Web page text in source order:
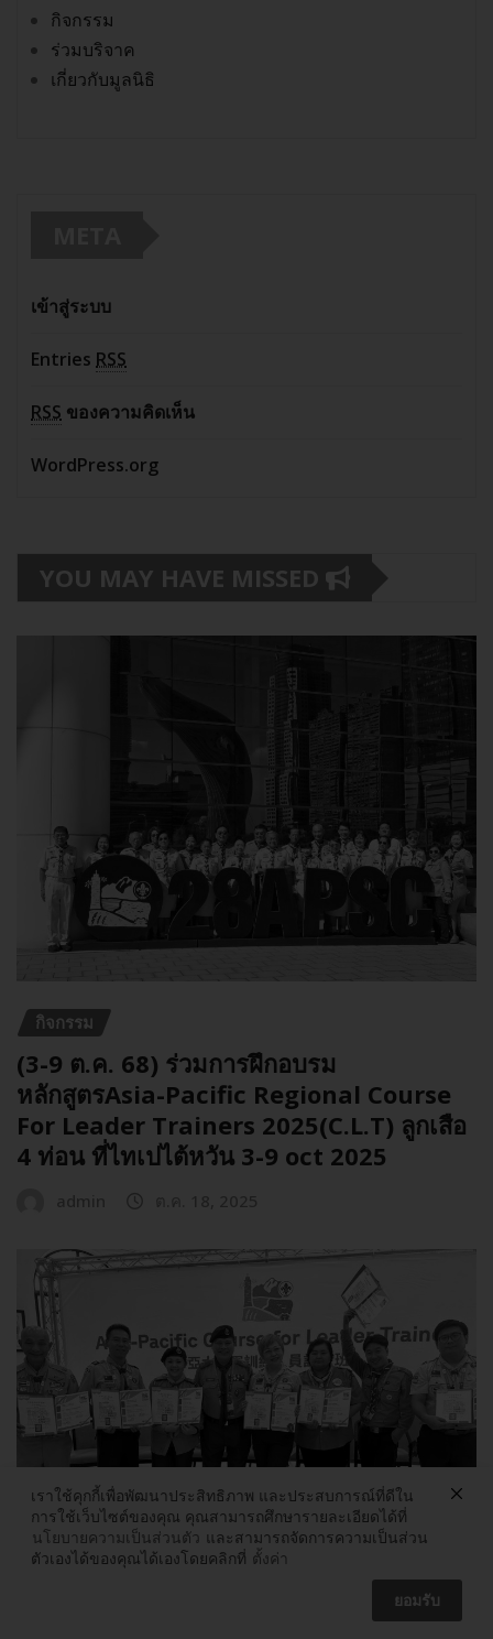
กิจกรรม
ร่วมบริจาค
เกี่ยวกับมูลนิธิ
เข้าสู่ระบบ
Entries RSS
RSS ของความคิดเห็น
WordPress.org
YOU MAY HAVE MISSED
กิจกรรม
(3-9 ต.ค. 68) ร่วมการฝึกอบรม
หลักสูตรAsia-Pacific Regional Course
For Leader Trainers 2025(C.L.T) ลูกเสือ
4 ท่อน ที่ไทเปไต้หวัน 3-9 oct 2025
เราใช้คุกกี้เพื่อพัฒนาประสิทธิภาพ และประสบการณ์ที่ดีใน
การใช้เว็บไซต์ของคุณ คุณสามารถศึกษารายละเอียดได้ที่
นโยบายความเป็นส่วนตัว และสามารถจัดการความเป็นส่วน
ตัวเองได้ของคุณได้เองโดยคลิกที่ ตั้งค่า
ยอมรับ